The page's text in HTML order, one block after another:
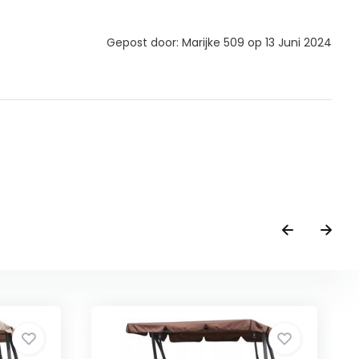
Gepost door: Marijke 509 op 13 Juni 2024